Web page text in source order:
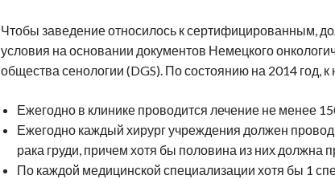
Чтобы заведение относилось к сертифицированным,
условия на основании документов Немецкого
общества сенологии (DGS). По состоянию на 2014 год,
Ежегодно в клинике проводится лечение не менее
Ежегодно каждый хирург учреждения должен
рака груди, причем хотя бы половина из них должна
По каждой медицинской специализации хотя бы 1